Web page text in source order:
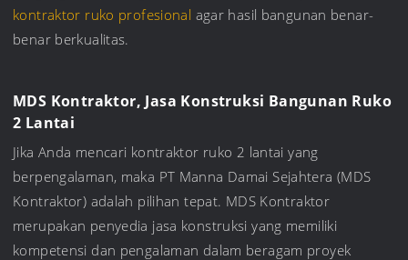
kontraktor ruko profesional agar hasil bangunan benar-
benar berkualitas.
MDS Kontraktor, Jasa Konstruksi Bangunan Ruko
2 Lantai
Jika Anda mencari kontraktor ruko 2 lantai yang
berpengalaman, maka PT Manna Damai Sejahtera (MDS
Kontraktor) adalah pilihan tepat. MDS Kontraktor
merupakan penyedia jasa konstruksi yang memiliki
kompetensi dan pengalaman dalam beragam proyek